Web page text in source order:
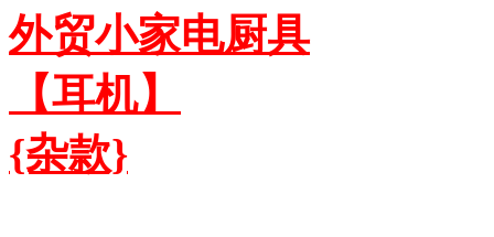
外贸小家电厨具
【耳机】
{杂款}